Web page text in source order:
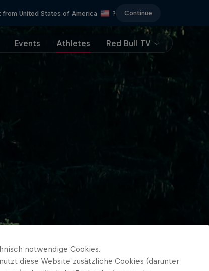
United States of America ? Continue
Events Athletes Red Bull TV
notwendige Cookies.
diese Website zusätzliche Cookies (darunter